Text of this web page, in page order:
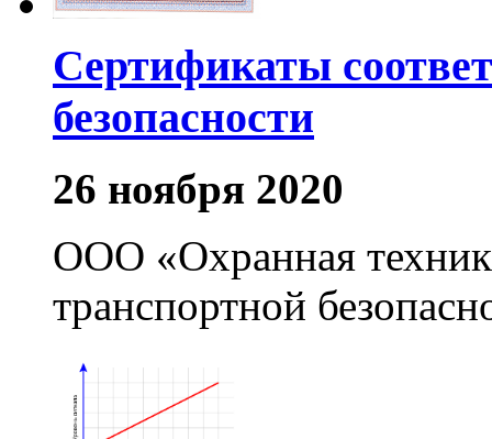
Сертификаты
безопасности
26 ноября 2020
ООО «Охранная
транспортной